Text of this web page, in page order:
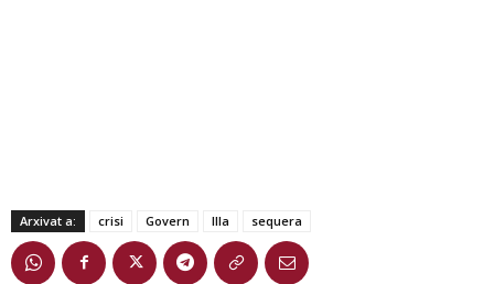
Arxivat a: crisi Govern Illa sequera